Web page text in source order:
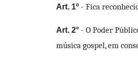
Art. 1º - Fica
Art. 2° - O Poder
música gospel, em